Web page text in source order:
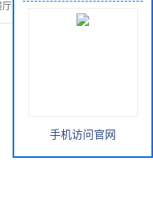
厅
手机访问官网